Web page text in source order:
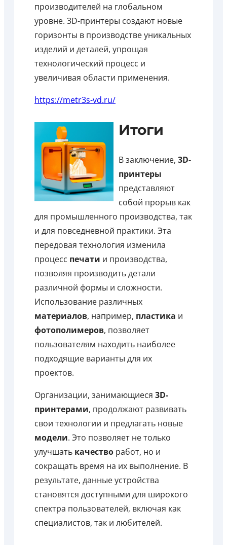
производителей на глобальном
уровне. 3D-принтеры создают новые
горизонты в производстве уникальных
изделий и деталей, упрощая
технологический процесс и
увеличивая области применения.
https://metr3s-vd.ru/
Итоги
В заключение, 3D-
принтеры
представляют
собой прорыв как
для промышленного производства, так
и для повседневной практики. Эта
передовая технология изменила
процесс печати и производства,
позволяя производить детали
различной формы и сложности.
Использование различных
материалов, например, пластика и
фотополимеров, позволяет
пользователям находить наиболее
подходящие варианты для их
проектов.
Организации, занимающиеся 3D-
принтерами, продолжают развивать
свои технологии и предлагать новые
модели. Это позволяет не только
улучшать качество работ, но и
сокращать время на их выполнение. В
результате, данные устройства
становятся доступными для широкого
спектра пользователей, включая как
специалистов, так и любителей.